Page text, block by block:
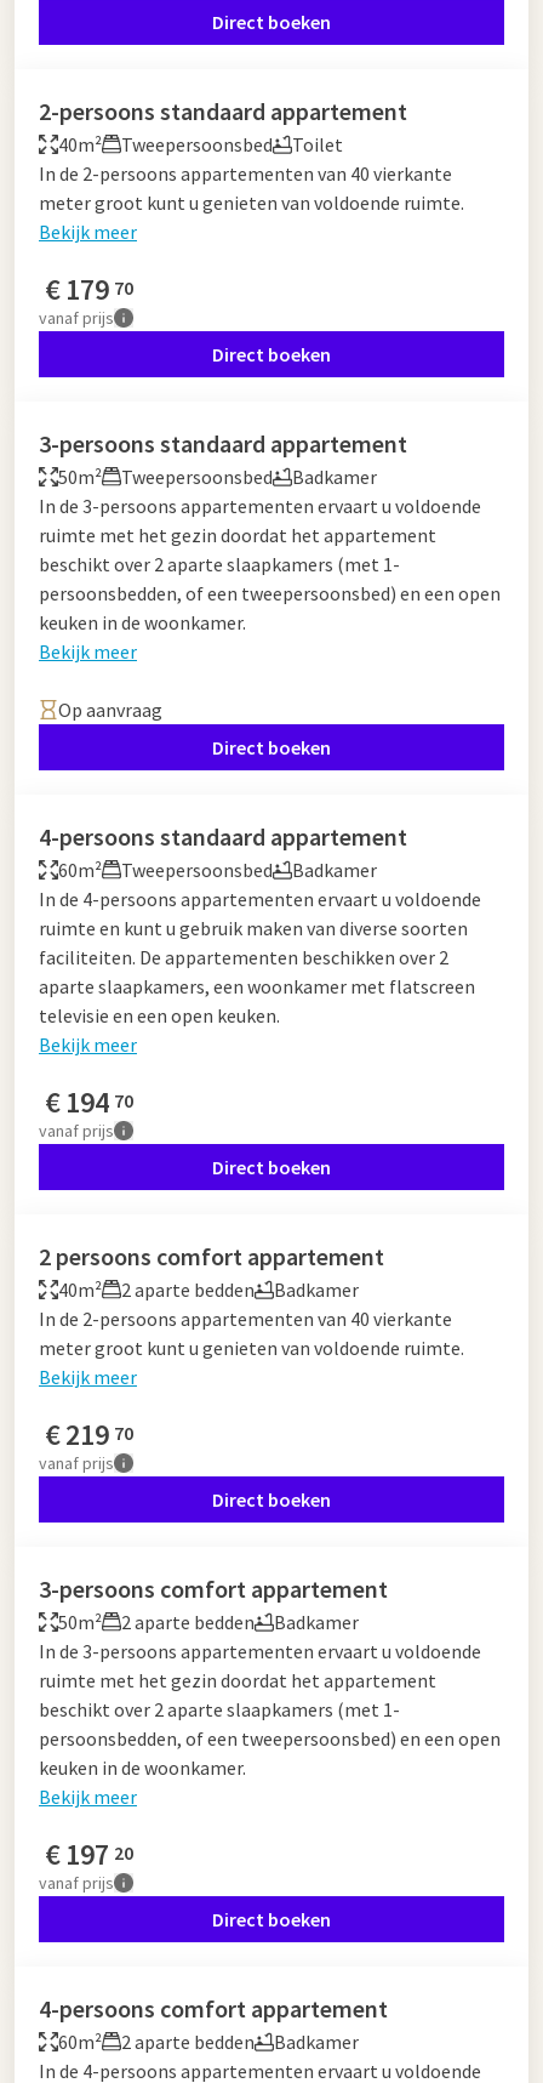
Direct boeken
2-persoons standaard appartement
40m² Tweepersoonsbed
Toilet
In de 2-persoons appartementen van 40 vierkante
meter groot kunt u genieten van voldoende ruimte.
Bekijk meer
€179 70
vanafprijs
Direct boeken
3-persoons standaard appartement
50m² Tweepersoonsbed
Badkamer
In de 3-persoons appartementen ervaart u voldoende
ruimte met het gezin doordat het appartement
beschikt over 2 aparte slaapkamers (met 1-
persoonsbedden, of een tweepersoonsbed) en een open
keuken in de woonkamer.
Bekijk meer
Op aanvraag
Direct boeken
4-persoons standaard appartement
60m² Tweepersoonsbed
Badkamer
In de 4-persoons appartementen ervaart u voldoende
ruimte en kunt u gebruik maken van diverse soorten
faciliteiten. De appartementen beschikken over 2
aparte slaapkamers, een woonkamer met flatscreen
televisie en een open keuken.
Bekijk meer
€194 70
vanafprijs
Direct boeken
2 persoons comfort appartement
40m² 2 aparte bedden
Badkamer
In de 2-persoons appartementen van 40 vierkante
meter groot kunt u genieten van voldoende ruimte.
Bekijk meer
€219 70
vanafprijs
Direct boeken
3-persoons comfort appartement
50m² 2 aparte bedden
Badkamer
In de 3-persoons appartementen ervaart u voldoende
ruimte met het gezin doordat het appartement
beschikt over 2 aparte slaapkamers (met 1-
persoonsbedden, of een tweepersoonsbed) en een open
keuken in de woonkamer.
Bekijk meer
€197 20
vanafprijs
Direct boeken
4-persoons comfort appartement
60m² 2 aparte bedden
Badkamer
In de 4-persoons appartementen ervaart u voldoende